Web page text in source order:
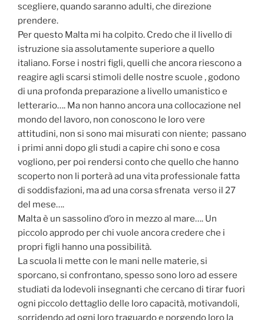
scegliere, quando saranno adulti, che direzione
prendere.
Per questo Malta mi ha colpito. Credo che il livello di
istruzione sia assolutamente superiore a quello
italiano. Forse i nostri figli, quelli che ancora riescono a
reagire agli scarsi stimoli delle nostre scuole , godono
di una profonda preparazione a livello umanistico e
letterario…. Ma non hanno ancora una collocazione nel
mondo del lavoro, non conoscono le loro vere
attitudini, non si sono mai misurati con niente; passano
i primi anni dopo gli studi a capire chi sono e cosa
vogliono, per poi rendersi conto che quello che hanno
scoperto non li porterà ad una vita professionale fatta
di soddisfazioni, ma ad una corsa sfrenata verso il 27
del mese….
Malta è un sassolino d’oro in mezzo al mare…. Un
piccolo approdo per chi vuole ancora credere che i
propri figli hanno una possibilità.
La scuola li mette con le mani nelle materie, si
sporcano, si confrontano, spesso sono loro ad essere
studiati da lodevoli insegnanti che cercano di tirar fuori
ogni piccolo dettaglio delle loro capacità, motivandoli,
sorridendo ad ogni loro traguardo e porgendo loro la